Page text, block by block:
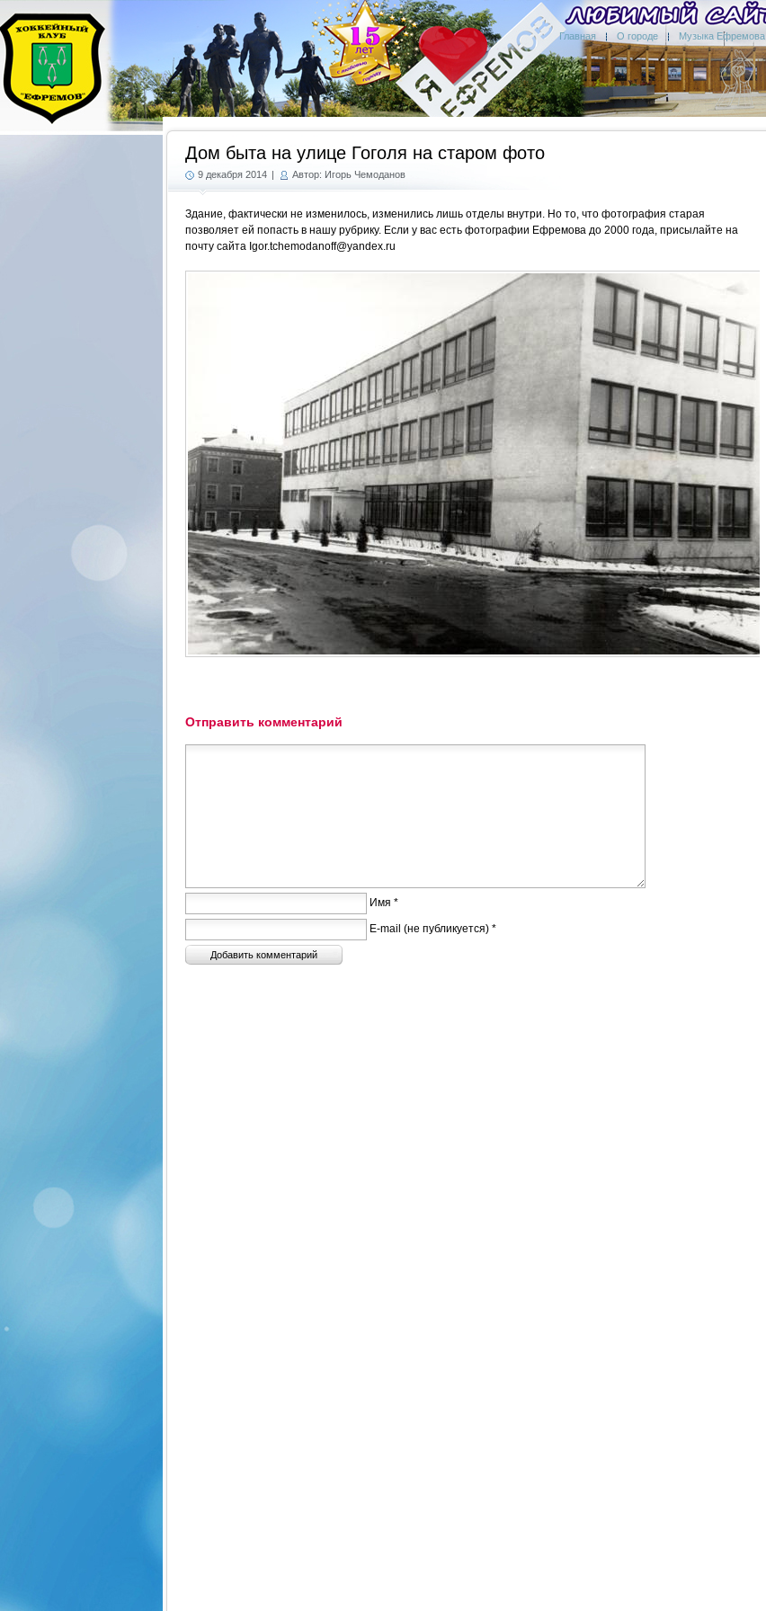
Главная О городе Музыка Ефремова
Дом быта на улице Гоголя на старом фото
9 декабря 2014 | Автор: Игорь Чемоданов
Здание, фактически не изменилось, изменились лишь отделы внутри. Но то, что фотография старая
позволяет ей попасть в нашу рубрику. Если у вас есть фотографии Ефремова до 2000 года, присылайте на
почту сайта Igor.tchemodanoff@yandex.ru
Отправить комментарий
Имя *
E-mail (не публикуется) *